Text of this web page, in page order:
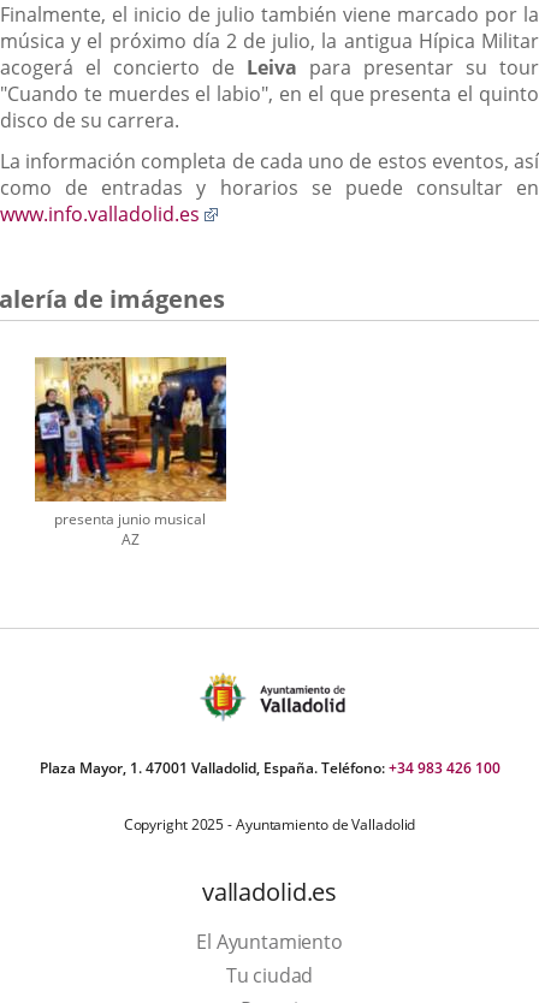
Finalmente, el inicio de julio también viene marcado por la
música y el próximo día 2 de julio, la antigua Hípica Militar
acogerá el concierto de Leiva para presentar su tour
"Cuando te muerdes el labio", en el que presenta el quinto
disco de su carrera.
La información completa de cada uno de estos eventos, así
como de entradas y horarios se puede consultar en
www.info.valladolid.es
aplicación
externa.
de imágenes
presenta junio musical
AZ
Plaza Mayor, 1. 47001 Valladolid, España. Teléfono:+34 983 426 100
Copyright 2025 - Ayuntamiento de Valladolid
valladolid.es
El Ayuntamiento
Tu ciudad